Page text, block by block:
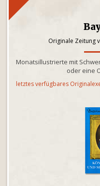
Originale Zeitung
Monatsillustrierte mit
oder eine
letztes verfügbares